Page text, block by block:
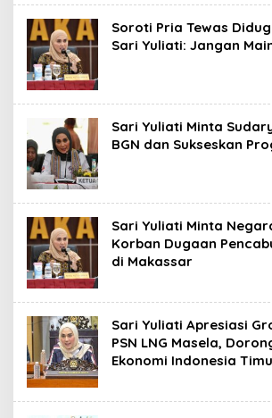
Soroti Pria Tewas
Sari Yuliati: Jangan
Sari Yuliati Minta
BGN dan Sukseskan
Sari Yuliati Minta
Korban Dugaan
di Makassar
Sari Yuliati Apresiasi
PSN LNG Masela,
Ekonomi Indonesia